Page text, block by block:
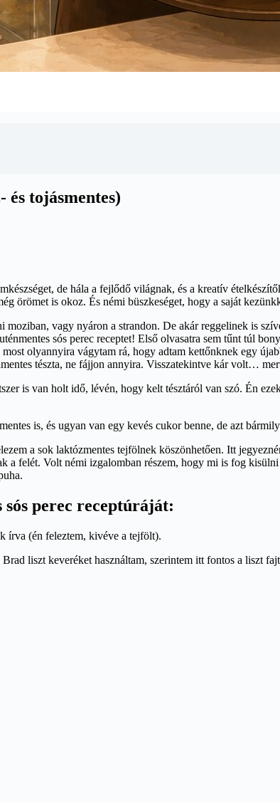
és tojásmentes)
de hála a fejlődő világnak, és a kreatív
örömet is okoz. És némi büszkeséget, hogy a saját
moziban, vagy nyáron a strandon. De akár reggelinek is
sós perec receptet! Első olvasatra sem tűnt túl
olyannyira vágytam rá, hogy adtam kettőnknek egy
tészta, ne fájjon annyira. Visszatekintve kár volt…
is van holt idő, lévén, hogy kelt tésztáról van szó. Én
is, és ugyan van egy kevés cukor benne, de azt
a sok laktózmentes tejfölnek köszönhetően. Itt
a felét. Volt némi izgalomban részem, hogy mi is fog
sós perec receptúráját:
írva (én feleztem, kivéve a tejfölt).
liszt keveréket használtam, szerintem itt fontos a liszt